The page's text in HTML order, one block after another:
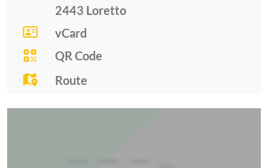
2443 Loretto
vCard
QR Code
Route